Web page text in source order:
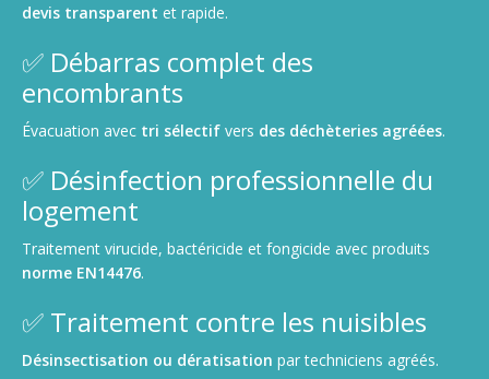
devis transparent et rapide.
✅ Débarras complet des
encombrants
Évacuation avec tri sélectif vers des déchèteries agréées.
✅ Désinfection professionnelle du
logement
Traitement virucide, bactéricide et fongicide avec produits
norme EN14476.
✅ Traitement contre les nuisibles
Désinsectisation ou dératisation par techniciens agréés.